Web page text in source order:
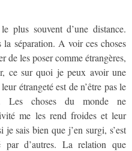
plus souvent d’une distance.
la séparation. A voir ces choses
de les poser comme étrangères,
ce sur quoi je peux avoir une
étrangeté est de n’être pas le
Les choses du monde ne
me les rend froides et leur
sais bien que j’en surgi, s’est
d’autres. La relation que